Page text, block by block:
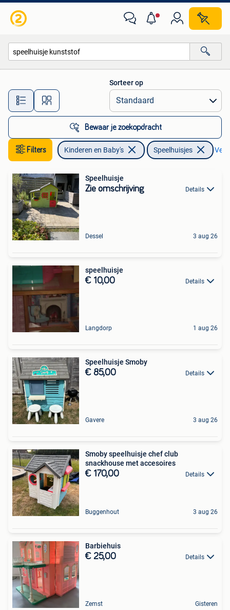
Alle afstanden…
Sorteer op
Bewaar je zoekopdracht
Filters Kinderen en Baby's Speelhuisjes
Speelhuisje
Zie omschrijving Details
Dessel 3 aug 26
speelhuisje
€ 10,00 Details
Langdorp 1 aug 26
Speelhuisje Smoby
€ 85,00 Details
Gavere 3 aug 26
Smoby speelhuisje chef club
snackhouse met accesoires
€ 170,00 Details
Buggenhout 3 aug 26
Barbiehuis
€ 25,00 Details
Zemst Gisteren